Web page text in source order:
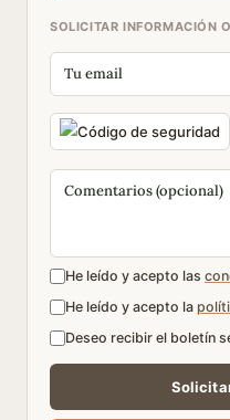
SOLICITAR INFORMACIÓN
He leído y acepto las
He leído y acepto la
Deseo recibir el boletín